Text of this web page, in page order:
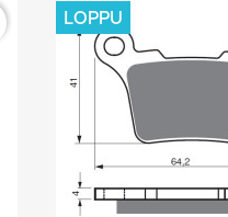
LOPPU